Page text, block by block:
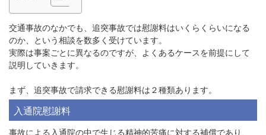
交通事故のなかでも、追突事故では慰謝料はいくらくらいになる
のか、という相談を数多く受けています。
実際は事案ごとに異なるのですが、よくあるケースを前提にして
説明していきます。
まず、追突事故で請求できる慰謝料は２種類あります。
入通院慰謝料
事故による入通院の中で生じる精神的苦痛に対する補償であり、